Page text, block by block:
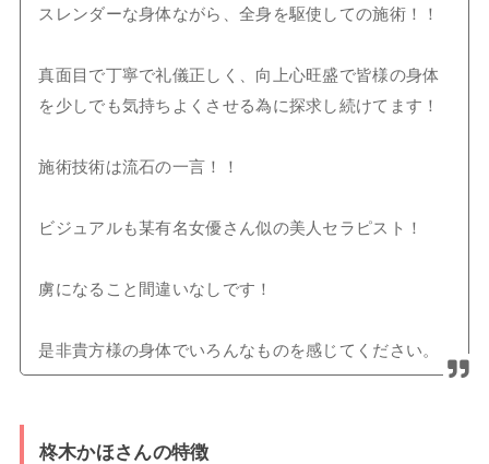
スレンダーな身体ながら、全身を駆使しての施術！！
真面目で丁寧で礼儀正しく、向上心旺盛で皆様の身体
を少しでも気持ちよくさせる為に探求し続けてます！
施術技術は流石の一言！！
ビジュアルも某有名女優さん似の美人セラピスト！
虜になること間違いなしです！
是非貴方様の身体でいろんなものを感じてください。
柊木かほさんの特徴